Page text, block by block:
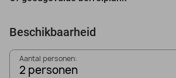
Beschikbaarheid
Aantal personen:
2 personen